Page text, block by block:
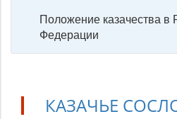
Положение казачества в
Федерации
КАЗАЧЬЕ